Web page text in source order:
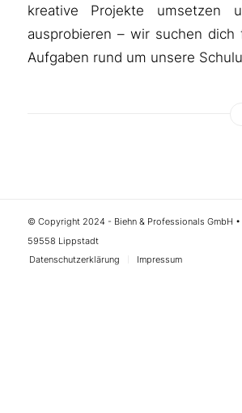
kreative Projekte umsetzen
ausprobieren – wir suchen dich
Aufgaben rund um unsere
© Copyright 2024 - Biehn & Professionals GmbH •
59558 Lippstadt
Datenschutzerklärung
Impressum